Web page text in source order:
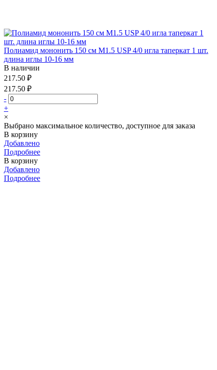
Полиамид мононить 150 см М1.5 USP 4/0 игла таперкат 1 шт.
длина иглы 10-16 мм
В наличии
217.50 ₽
217.50 ₽
-
+
×
Выбрано максимальное количество, доступное для заказа
В корзину
Добавлено
Подробнее
В корзину
Добавлено
Подробнее